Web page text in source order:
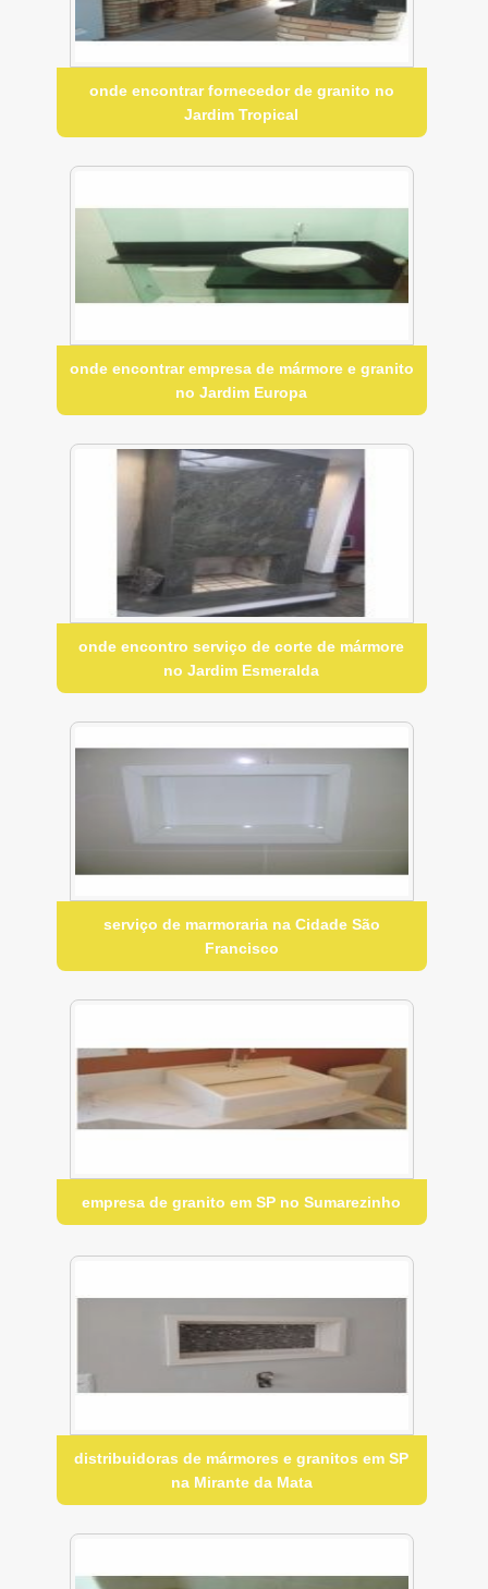
onde encontrar fornecedor de granito no
Jardim Tropical
onde encontrar empresa de mármore e granito
no Jardim Europa
onde encontro serviço de corte de mármore
no Jardim Esmeralda
serviço de marmoraria na Cidade São
Francisco
empresa de granito em SP no Sumarezinho
distribuidoras de mármores e granitos em SP
na Mirante da Mata